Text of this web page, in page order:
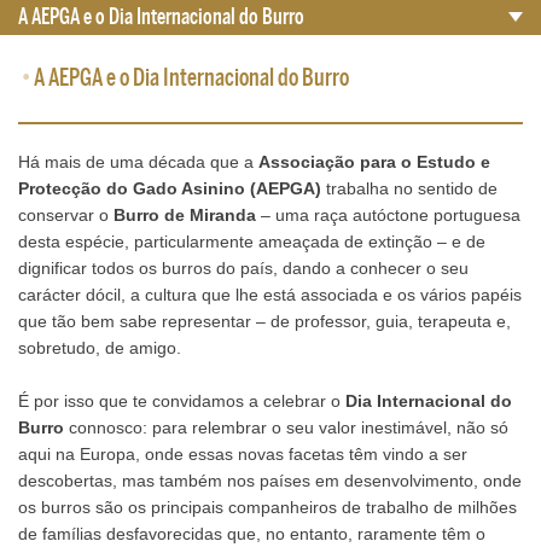
•A AEPGA e o Dia Internacional do Burro
Há mais de uma década que a Associação para o Estudo e
Protecção do Gado Asinino (AEPGA) trabalha no sentido de
conservar o Burro de Miranda – uma raça autóctone portuguesa
desta espécie, particularmente ameaçada de extinção – e de
dignificar todos os burros do país, dando a conhecer o seu
carácter dócil, a cultura que lhe está associada e os vários papéis
que tão bem sabe representar – de professor, guia, terapeuta e,
sobretudo, de amigo.
É por isso que te convidamos a celebrar o Dia Internacional do
Burro connosco: para relembrar o seu valor inestimável, não só
aqui na Europa, onde essas novas facetas têm vindo a ser
descobertas, mas também nos países em desenvolvimento, onde
os burros são os principais companheiros de trabalho de milhões
de famílias desfavorecidas que, no entanto, raramente têm o
A AEPGA e o Dia Internacional do Burro